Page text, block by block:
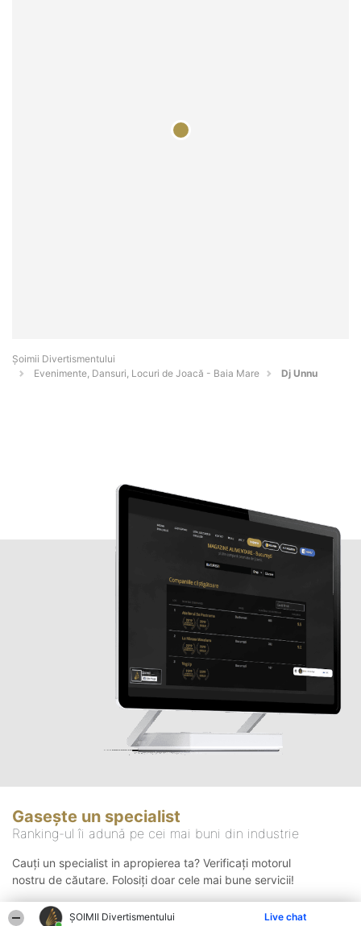
ŞOIMII Divertismentului Live chat
Şoimii Divertismentului
Evenimente, Dansuri, Locuri de Joacă - Baia Mare
Dj Unnu
Gasește un specialist
Ranking-ul îi adună pe cei mai buni din industrie
Cauți un specialist in apropierea ta? Verificați motorul
nostru de căutare. Folosiți doar cele mai bune servicii!